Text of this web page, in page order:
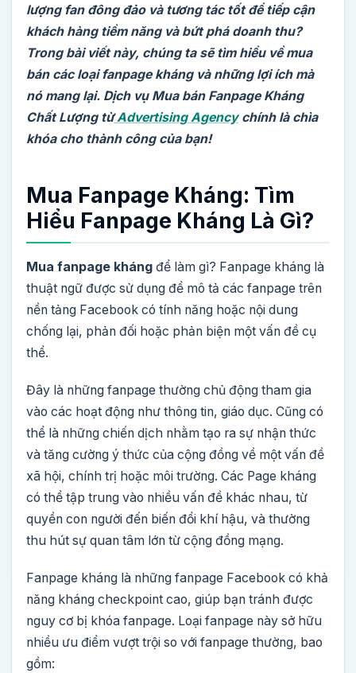
lượng fan đông đảo và tương tác tốt để tiếp cận
khách hàng tiềm năng và bứt phá doanh thu?
Trong bài viết này, chúng ta sẽ tìm hiểu về mua
bán các loại fanpage kháng và những lợi ích mà
nó mang lại. Dịch vụ Mua bán Fanpage Kháng
Chất Lượng từ Advertising Agencychính là chìa
khóa cho thành công của bạn!
Mua Fanpage Kháng: Tìm
Hiểu Fanpage Kháng Là Gì?
Mua fanpage kháng để làm gì? Fanpage kháng là
thuật ngữ được sử dụng để mô tả các fanpage trên
nền tảng Facebook có tính năng hoặc nội dung
chống lại, phản đối hoặc phản biện một vấn đề cụ
thể.
Đây là những fanpage thường chủ động tham gia
vào các hoạt động như thông tin, giáo dục. Cũng có
thể là những chiến dịch nhằm tạo ra sự nhận thức
và tăng cường ý thức của cộng đồng về một vấn đề
xã hội, chính trị hoặc môi trường. Các Page kháng
có thể tập trung vào nhiều vấn đề khác nhau, từ
quyền con người đến biến đổi khí hậu, và thường
thu hút sự quan tâm lớn từ cộng đồng mạng.
Fanpage kháng là những fanpage Facebook có khả
năng kháng checkpoint cao, giúp bạn tránh được
nguy cơ bị khóa fanpage. Loại fanpage này sở hữu
nhiều ưu điểm vượt trội so với fanpage thường, bao
gồm: